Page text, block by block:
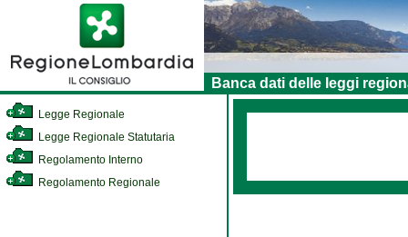
Banca dati delle leggi
Legge Regionale
Legge Regionale Statutaria
Regolamento Interno
Regolamento Regionale